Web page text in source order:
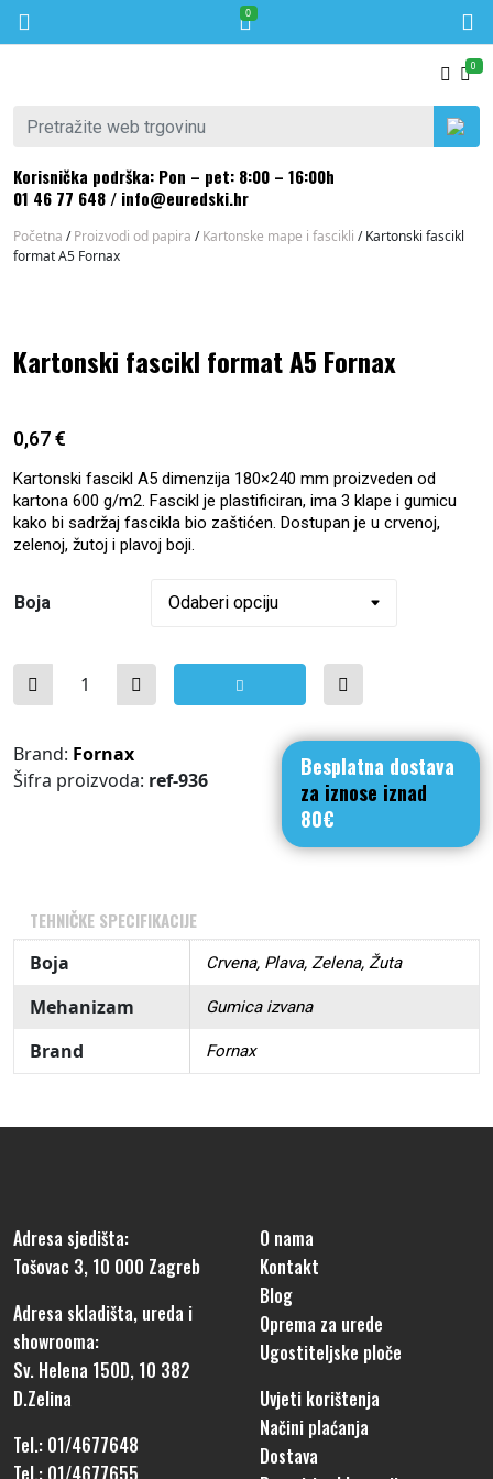
0
0
Pretraži:
Korisnička podrška: Pon – pet: 8:00 – 16:00h
01 46 77 648 / info@euredski.hr
Početna /Proizvodi od papira /Kartonske mape i fascikli / Kartonski fascikl
format A5 Fornax
Kartonski fascikl format A5 Fornax
0,67€
Kartonski fascikl A5 dimenzija 180×240 mm proizveden od
kartona 600 g/m2. Fascikl je plastificiran, ima 3 klape i gumicu
kako bi sadržaj fascikla bio zaštićen. Dostupan je u crvenoj,
zelenoj, žutoj i plavoj boji.
Boja
Kartonski fascikl format A5 Fornax količina
Brand: Fornax
Šifra proizvoda: ref-936
Besplatna dostava
za iznose iznad
80€
TEHNIČKE SPECIFIKACIJE
Boja
Crvena, Plava, Zelena, Žuta
Mehanizam Gumica izvana
Brand Fornax
Adresa sjedišta:
Tošovac 3, 10 000 Zagreb
Adresa skladišta, ureda i
showrooma:
Sv. Helena 150D, 10 382
D.Zelina
Tel.: 01/4677648
Tel.: 01/4677655
O nama
Kontakt
Blog
Oprema za urede
Ugostiteljske ploče
Uvjeti korištenja
Načini plaćanja
Dostava